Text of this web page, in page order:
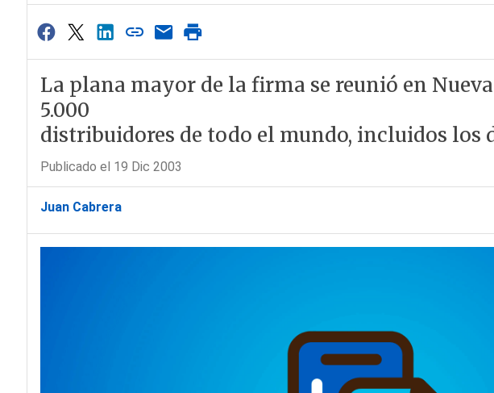
La plana mayor de la firma se reunió en
5.000
distribuidores de todo el mundo, incluidos los
Publicado el 19 Dic 2003
Juan Cabrera